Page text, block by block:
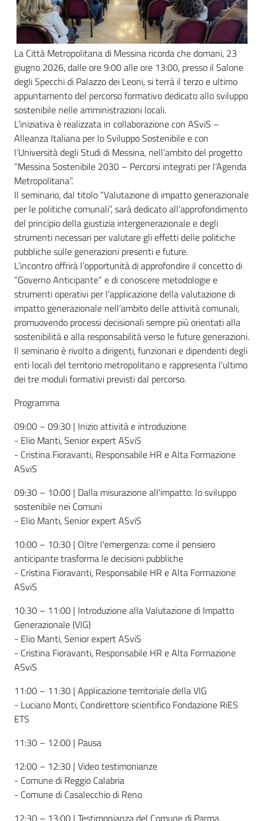
La Città Metropolitana di Messina ricorda che domani, 23
giugno 2026, dalle ore 9:00 alle ore 13:00, presso il Salone
degli Specchi di Palazzo dei Leoni, si terrà il terzo e ultimo
appuntamento del percorso formativo dedicato allo sviluppo
sostenibile nelle amministrazioni locali.
L’iniziativa è realizzata in collaborazione con ASviS –
Alleanza Italiana per lo Sviluppo Sostenibile e con
l’Università degli Studi di Messina, nell’ambito del progetto
“Messina Sostenibile 2030 – Percorsi integrati per l’Agenda
Metropolitana”.
Il seminario, dal titolo “Valutazione di impatto generazionale
per le politiche comunali”, sarà dedicato all’approfondimento
del principio della giustizia intergenerazionale e degli
strumenti necessari per valutare gli effetti delle politiche
pubbliche sulle generazioni presenti e future.
L’incontro offrirà l’opportunità di approfondire il concetto di
“Governo Anticipante” e di conoscere metodologie e
strumenti operativi per l’applicazione della valutazione di
impatto generazionale nell’ambito delle attività comunali,
promuovendo processi decisionali sempre più orientati alla
sostenibilità e alla responsabilità verso le future generazioni.
Il seminario è rivolto a dirigenti, funzionari e dipendenti degli
enti locali del territorio metropolitano e rappresenta l’ultimo
dei tre moduli formativi previsti dal percorso.
Programma
09:00 – 09:30 | Inizio attività e introduzione
- Elio Manti, Senior expert ASviS
- Cristina Fioravanti, Responsabile HR e Alta Formazione
ASviS
09:30 – 10:00 | Dalla misurazione all'impatto: lo sviluppo
sostenibile nei Comuni
- Elio Manti, Senior expert ASviS
10:00 – 10:30 | Oltre l'emergenza: come il pensiero
anticipante trasforma le decisioni pubbliche
- Cristina Fioravanti, Responsabile HR e Alta Formazione
ASviS
10:30 – 11:00 | Introduzione alla Valutazione di Impatto
Generazionale (VIG)
- Elio Manti, Senior expert ASviS
- Cristina Fioravanti, Responsabile HR e Alta Formazione
ASviS
11:00 – 11:30 | Applicazione territoriale della VIG
- Luciano Monti, Condirettore scientifico Fondazione RiES
ETS
11:30 – 12:00 | Pausa
12:00 – 12:30 | Video testimonianze
- Comune di Reggio Calabria
- Comune di Casalecchio di Reno
12:30 – 13:00 | Testimonianza del Comune di Parma.